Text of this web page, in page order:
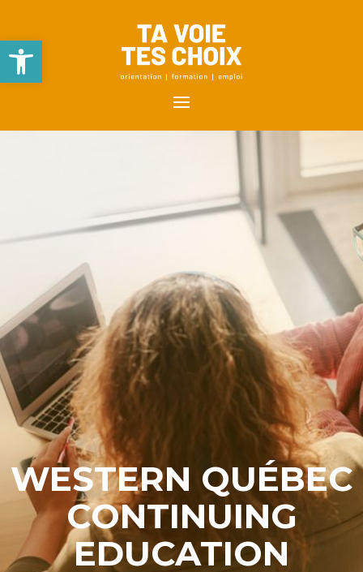
Ouvrir la barre d’outils
WESTERN QUÉBEC
CONTINUING
EDUCATION